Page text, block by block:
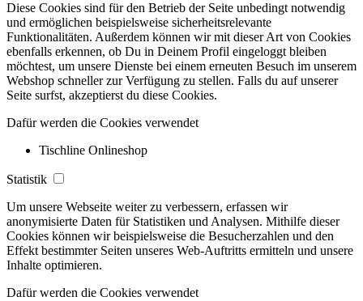
Diese Cookies sind für den Betrieb der Seite unbedingt notwendig
und ermöglichen beispielsweise sicherheitsrelevante
Funktionalitäten. Außerdem können wir mit dieser Art von Cookies
ebenfalls erkennen, ob Du in Deinem Profil eingeloggt bleiben
möchtest, um unsere Dienste bei einem erneuten Besuch im unserem
Webshop schneller zur Verfügung zu stellen. Falls du auf unserer
Seite surfst, akzeptierst du diese Cookies.
Dafür werden die Cookies verwendet
Tischline Onlineshop
Statistik
Um unsere Webseite weiter zu verbessern, erfassen wir
anonymisierte Daten für Statistiken und Analysen. Mithilfe dieser
Cookies können wir beispielsweise die Besucherzahlen und den
Effekt bestimmter Seiten unseres Web-Auftritts ermitteln und unsere
Inhalte optimieren.
Dafür werden die Cookies verwendet